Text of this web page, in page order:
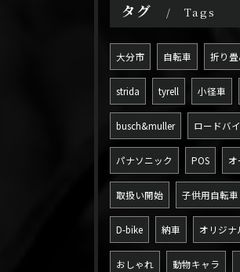
タグ Tags
大分市 自転車 折り
strida tyrell 小径車
busch&muller ロードバ
パナソニック POS
取扱い開始 子供用自転車
D-bike 納車 オリジナ
おしゃれ 動物キャラ